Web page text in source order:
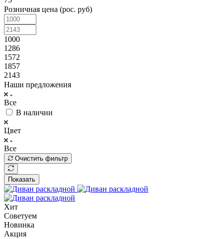
Розничная цена (рос. руб)
1000
1286
1572
1857
2143
Наши предложения
Все
В наличии
Цвет
Все
Очистить фильтр
Показать
Хит
Советуем
Новинка
Акция